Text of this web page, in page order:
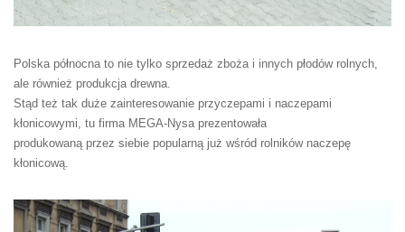
Polska północna to nie tylko sprzedaż zboża i innych płodów rolnych,
ale również produkcja drewna.
Stąd też tak duże zainteresowanie przyczepami i naczepami
kłonicowymi, tu firma MEGA-Nysa prezentowała
produkowaną przez siebie popularną już wśród rolników naczepę
kłonicową.